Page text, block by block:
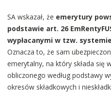
SA wskazał, że emerytury
podstawie art. 26
wypłacanymi w tzw.
Oznacza to, że sam
emerytalny, na który składa się
obliczonego według podstawy
okresów składkowych i